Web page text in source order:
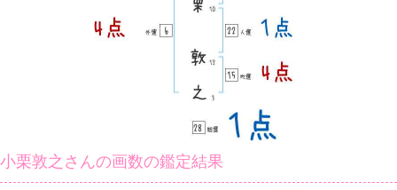
小栗敦之さんの画数の鑑定結果